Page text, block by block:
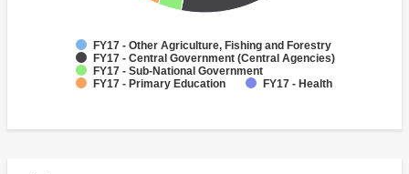
FY17 - Other Agriculture, Fishing and Forestry
FY17 - Central Government (Central Agencies)
FY17 - Sub-National Government
FY17 - Primary Education
FY17 - Health